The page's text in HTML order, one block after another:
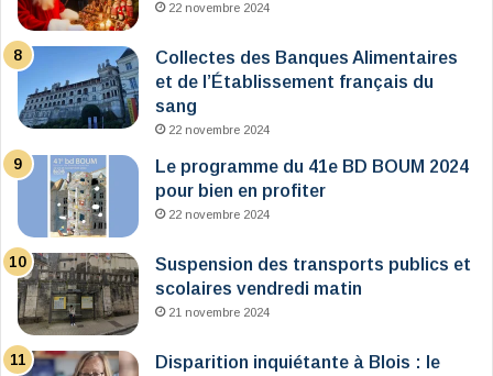
22 novembre 2024
Collectes des Banques Alimentaires
et de l’Établissement français du
sang
22 novembre 2024
Le programme du 41e BD BOUM 2024
pour bien en profiter
22 novembre 2024
Suspension des transports publics et
scolaires vendredi matin
21 novembre 2024
Disparition inquiétante à Blois : le